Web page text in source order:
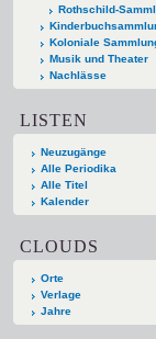
Rothschild-
Koloniale
Musik und Theater
Nachlässe
LISTEN
Neuzugänge
Alle Periodika
Alle Titel
Kalender
CLOUDS
Orte
Verlage
Jahre